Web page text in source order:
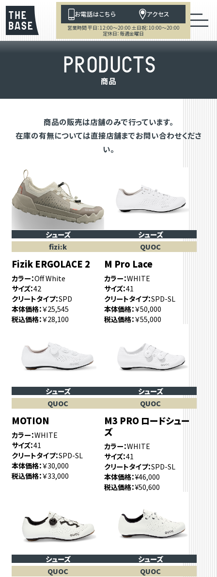
お電話はこちら アクセス
営業時間 平日：12:00～20:00 土日祝：10:00～20:00
定休日：毎週金曜日
PRODUCTS
商品
商品の販売は店舗のみで行っています。
在庫の有無については直接店舗までお問い合わせくださ
い。
シューズ
fizi:k
Fizik ERGOLACE 2
カラー Off White
サイズ 42
クリートタイプ SPD
本体価格 ￥25,545
税込価格 ￥28,100
シューズ
QUOC
M Pro Lace
カラー WHITE
サイズ 41
クリートタイプ SPD-SL
本体価格 ￥50,000
税込価格 ￥55,000
シューズ
QUOC
MOTION
カラー WHITE
サイズ 41
クリートタイプ SPD-SL
本体価格 ￥30,000
税込価格 ￥33,000
シューズ
QUOC
M3 PRO ロードシュー
ズ
カラー WHITE
サイズ 41
クリートタイプ SPD-SL
本体価格 ¥46,000
税込価格 ¥50,600
シューズ
QUOC
シューズ
QUOC